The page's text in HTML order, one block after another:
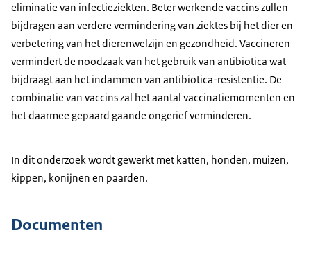
eliminatie van infectieziekten. Beter werkende vaccins zullen
bijdragen aan verdere vermindering van ziektes bij het dier en
verbetering van het dierenwelzijn en gezondheid. Vaccineren
vermindert de noodzaak van het gebruik van antibiotica wat
bijdraagt aan het indammen van antibiotica-resistentie. De
combinatie van vaccins zal het aantal vaccinatiemomenten en
het daarmee gepaard gaande ongerief verminderen.
In dit onderzoek wordt gewerkt met katten, honden, muizen,
kippen, konijnen en paarden.
Documenten